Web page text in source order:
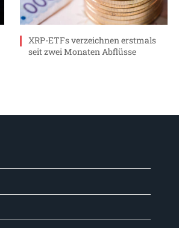
XRP-ETFs verzeichnen erstmals
seit zwei Monaten Abflüsse